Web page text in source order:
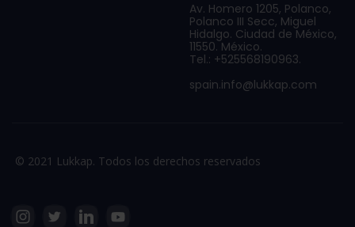
Av. Homero 1205, Polanco,
Polanco III Secc, Miguel
Hidalgo. Ciudad de México,
11550. México.
Tel.: +525568190963.
spain.info@lukkap.com
© 2021 Lukkap. Todos los derechos reservados